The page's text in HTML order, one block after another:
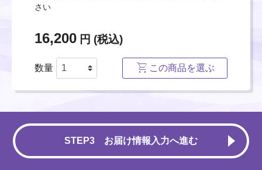
さい
16,200 円 (税込)
数量 この商品を選ぶ
果物籠1本(夏季以外)
STEP3 お届け情報入力へ進む